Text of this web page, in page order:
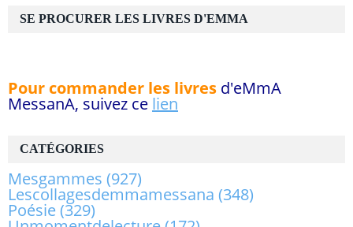
CATÉGORIES
Mesgammes (927)
Lescollagesdemmamessana (348)
Poésie(329)
SE PROCURER LES LIVRES D'EMMA
Pour commander les livres d'eMmA
MessanA, suivez ce lien